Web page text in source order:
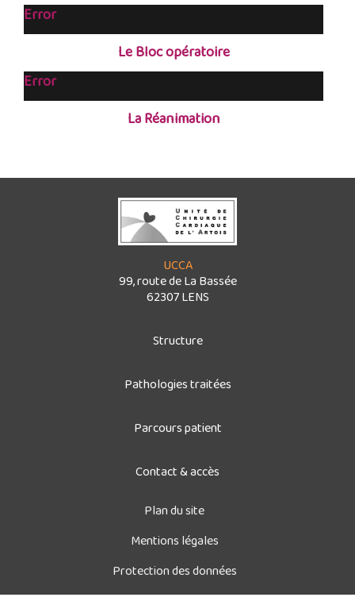
Error
Le Bloc opératoire
Error
La Réanimation
UCCA
99, route de La Bassée
62307 LENS
Structure
Pathologies traitées
Parcours patient
Contact & accès
Plan du site
Mentions légales
Protection des données